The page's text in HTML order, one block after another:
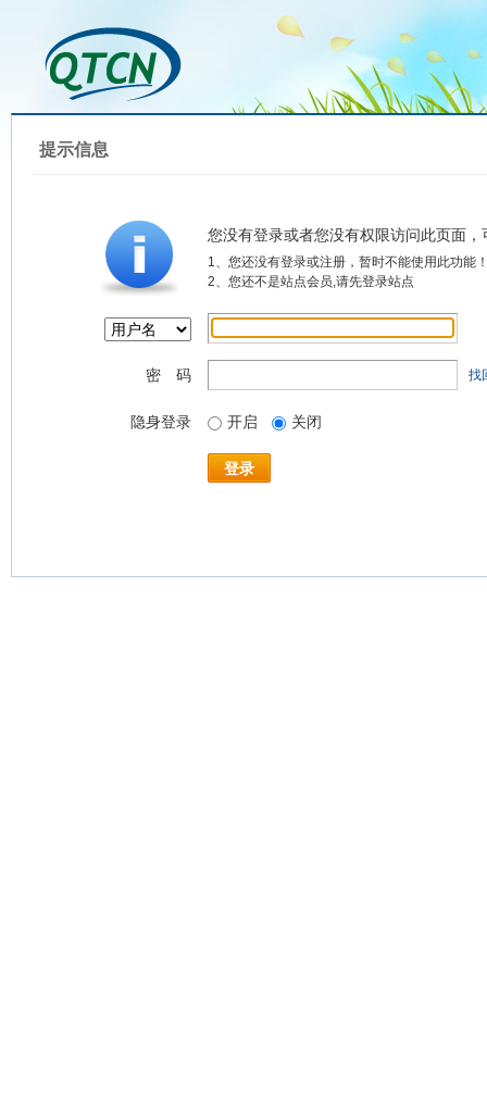
提示信息
您没有登录或者您没有权限访问此页面
1、您还没有登录或注册，暂时不能使用此功能
2、您还不是站点会员,请先登录站点
密 码 找
隐身登录 开启 关闭
登录